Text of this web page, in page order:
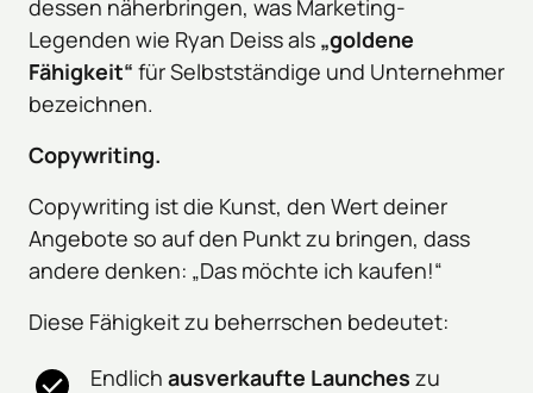
dessen näherbringen, was Marketing-
Legenden wie Ryan Deiss als „goldene
Fähigkeit“ für Selbstständige und Unternehmer
bezeichnen.
Copywriting.
Copywriting ist die Kunst, den Wert deiner
Angebote so auf den Punkt zu bringen, dass
andere denken: „Das möchte ich kaufen!“
Diese Fähigkeit zu beherrschen bedeutet:
Endlich ausverkaufte Launches zu